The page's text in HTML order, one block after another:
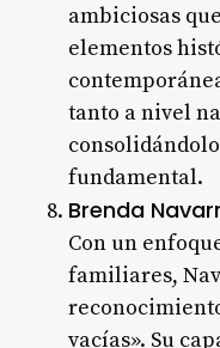
ambiciosas
elementos
tanto a nivel
fundamental.
Brenda
Con un
familiares,
vacías». Su